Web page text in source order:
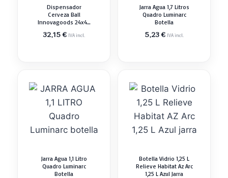
Dispensador
Cerveza Ball
Innovagoods 24x42
32,15€ IVA incl.
Jarra Agua 1,7 Litros
Quadro Luminarc
Botella
5,23€ IVA incl.
Jarra Agua 1,1 Litro
Quadro Luminarc
Botella
Botella Vidrio 1,25 L
Relieve Habitat Az Arc
1,25 L Azul Jarra